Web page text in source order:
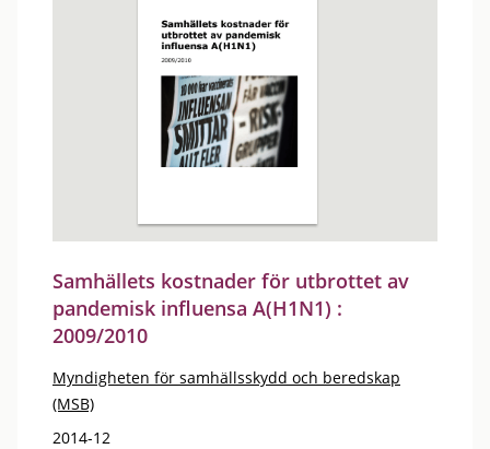
Samhällets kostnader för utbrottet av
pandemisk influensa A(H1N1) :
2009/2010
Myndigheten för samhällsskydd och beredskap
(MSB)
2014-12